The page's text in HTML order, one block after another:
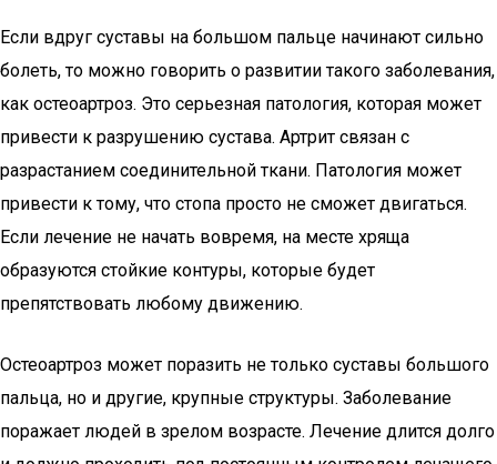
Если вдруг суставы на большом пальце начинают сильно
болеть, то можно говорить о развитии такого заболевания,
как остеоартроз. Это серьезная патология, которая может
привести к разрушению сустава. Артрит связан с
разрастанием соединительной ткани. Патология может
привести к тому, что стопа просто не сможет двигаться.
Если лечение не начать вовремя, на месте хряща
образуются стойкие контуры, которые будет
препятствовать любому движению.
Остеоартроз может поразить не только суставы большого
пальца, но и другие, крупные структуры. Заболевание
поражает людей в зрелом возрасте. Лечение длится долго